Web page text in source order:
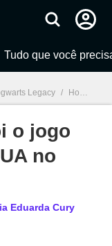
Tudo que você
Legacy / Hogwarts Legacy foi o jogo mais vendido nos EUA no começo de 2023
o jogo
no
Eduarda Cury